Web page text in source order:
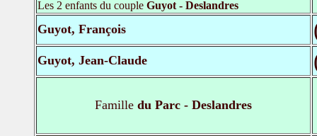
Les 2 enfants du couple Guyot - Deslandres
Guyot, François
Guyot, Jean-Claude
Famille du Parc - Deslandres